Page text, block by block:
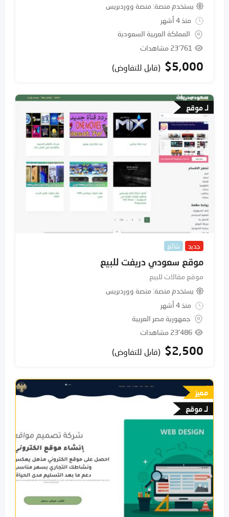
يستخدم منصة منصة ووردبريس
منذ 4 أشهر
المملكة العربية السعودية
23٬761 مشاهدات
$5,000 (قابل للتفاوض)
لـ موقع
جديد شائع
موقع سعودي دريفت للبيع
موقع مقالات للبيع
يستخدم منصة منصة ووردبريس
منذ 4 أشهر
جمهورية مصر العربية
23٬486 مشاهدات
$2,500 (قابل للتفاوض)
مميز
لـ موقع